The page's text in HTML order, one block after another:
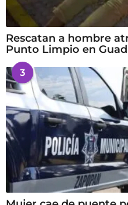
Rescatan a hombre
Punto Limpio en
3